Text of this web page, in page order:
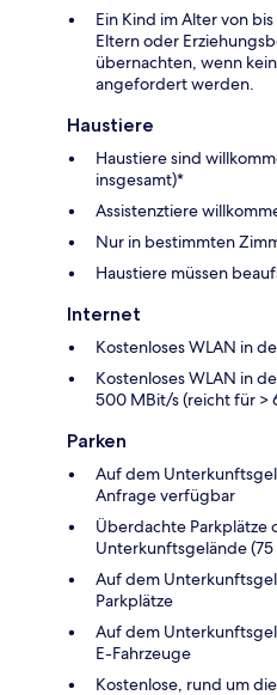
Ein Kind im Alter von
Eltern oder
übernachten, wenn
angefordert werden.
Haustiere
Haustiere sind
insgesamt)*
Assistenztiere
Nur in bestimmten
Haustiere müssen
Internet
Kostenloses WLAN in
Kostenloses WLAN in
500 MBit/s (reicht für >
Parken
Auf dem
Anfrage verfügbar
Überdachte Parkplätze
Unterkunftsgelände (75
Auf dem
Parkplätze
Auf dem
E-Fahrzeuge
Kostenlose, rund um